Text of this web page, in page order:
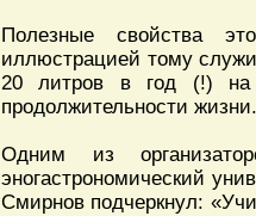
Полезные свойства
иллюстрацией тому
20 литров в год (!) на
продолжительности жизни.
Одним из
эногастрономический
Смирнов подчеркнул: